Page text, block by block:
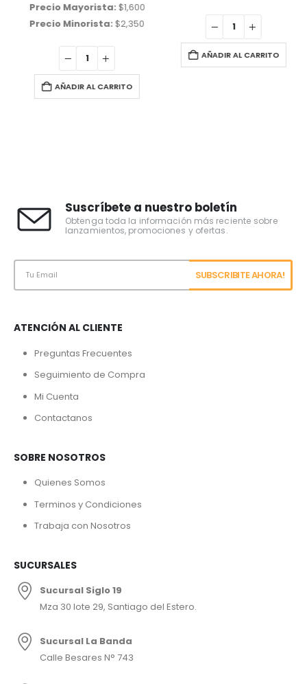
Precio Mayorista:$ 1,600
Precio Minorista:$ 2,350
AÑADIR AL CARRITO
AÑADIR AL CARRITO
Suscríbete a nuestro boletín
Obtenga toda la información más reciente sobre
lanzamientos, promociones y ofertas.
ATENCIÓN AL CLIENTE
Preguntas Frecuentes
Seguimiento de Compra
Mi Cuenta
Contactanos
SOBRE NOSOTROS
Quienes Somos
Terminos y Condiciones
Trabaja con Nosotros
SUCURSALES
Sucursal Siglo 19
Mza 30 lote 29, Santiago del Estero.
Sucursal La Banda
Calle Besares N° 743